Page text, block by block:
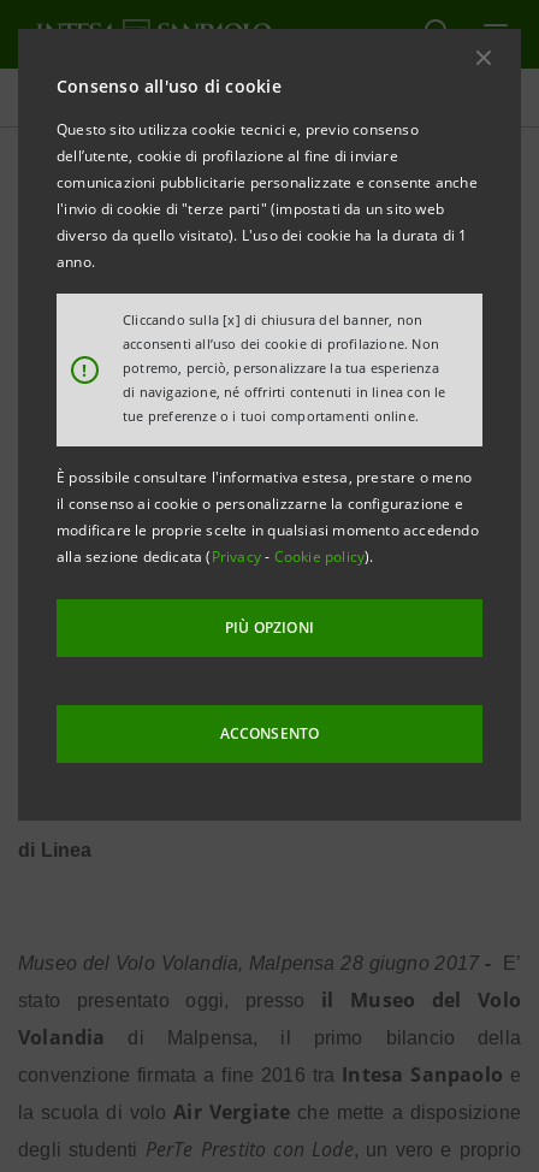
Consenso all'uso di cookie
Questo sito utilizza cookie tecnici e, previo consenso
dell’utente, cookie di profilazione al fine di inviare
comunicazioni pubblicitarie personalizzate e consente anche
l'invio di cookie di "terze parti" (impostati da un sito web
diverso da quello visitato). L'uso dei cookie ha la durata di 1
anno.
!
Cliccando sulla [x] di chiusura del banner, non
acconsenti all’uso dei cookie di profilazione. Non
potremo, perciò, personalizzare la tua esperienza
di navigazione, né offrirti contenuti in linea con le
tue preferenze o i tuoi comportamenti online.
È possibile consultare l'informativa estesa, prestare o meno
il consenso ai cookie o personalizzarne la configurazione e
modificare le proprie scelte in qualsiasi momento accedendo
alla sezione dedicata (Privacy- Cookie policy).
PIÙ OPZIONI
ACCONSENTO
Comunicati stampa
STAMPA
AGGIORNA
COMUNICATO STAMPA
FINANZIAMENTI ALLO STUDIO: INTESA SANPAOLO
E LA SCUOLA
170.000 euro di finanziamenti accordati conPerTe
di Linea
Museo del Volo Volandia, Malpensa 28 giugno 2017 -
E’
stato presentato oggi, presso
il Museo del Volo
Volandia
di Malpensa,
il primo bilancio della
convenzione firmata a fine 2016 tra Intesa Sanpaolo e
la scuola di volo Air Vergiate che mette a disposizione
degli studenti PerTe Prestito con Lode, un vero e proprio